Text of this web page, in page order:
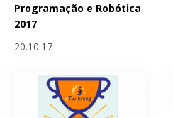
Programação e Robótica
2017
20.10.17